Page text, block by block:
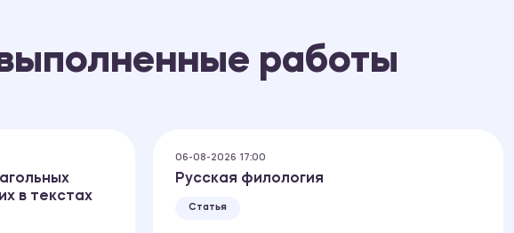
работы
в текстах
06-08-2026 17:00
Русская филология
Статья